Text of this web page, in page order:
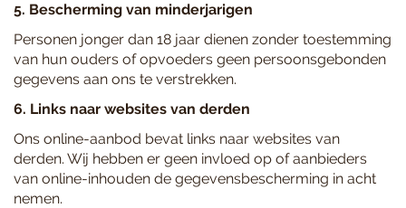
5. Bescherming van minderjarigen
Personen jonger dan 18 jaar dienen zonder toestemming
van hun ouders of opvoeders geen persoonsgebonden
gegevens aan ons te verstrekken.
6. Links naar websites van derden
Ons online-aanbod bevat links naar websites van
derden. Wij hebben er geen invloed op of aanbieders
van online-inhouden de gegevensbescherming in acht
nemen.